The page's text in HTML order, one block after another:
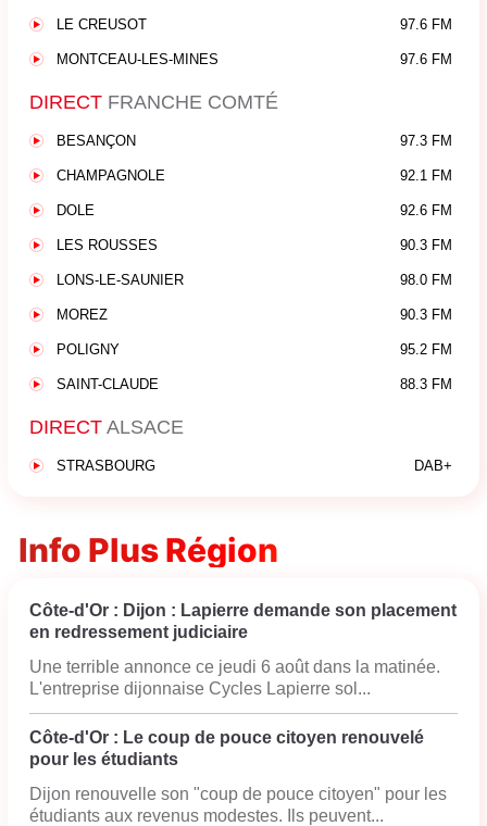
LE CREUSOT 97.6 FM
MONTCEAU-LES-MINES 97.6 FM
DIRECT FRANCHE COMTÉ
BESANÇON 97.3 FM
CHAMPAGNOLE 92.1 FM
DOLE 92.6 FM
LES ROUSSES 90.3 FM
LONS-LE-SAUNIER 98.0 FM
MOREZ 90.3 FM
POLIGNY 95.2 FM
SAINT-CLAUDE 88.3 FM
DIRECT ALSACE
STRASBOURG DAB+
Info Plus Région
Côte-d'Or : Dijon : Lapierre demande son placement
en redressement judiciaire
Une terrible annonce ce jeudi 6 août dans la matinée.
L'entreprise dijonnaise Cycles Lapierre sol...
Côte-d'Or : Le coup de pouce citoyen renouvelé
pour les étudiants
Dijon renouvelle son "coup de pouce citoyen" pour les
étudiants aux revenus modestes. Ils peuvent...